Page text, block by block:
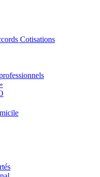
Cotisations